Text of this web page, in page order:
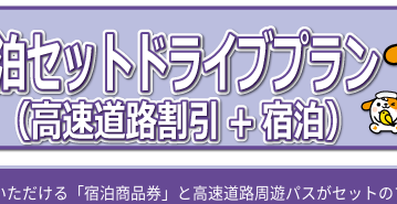
だける「宿泊商品券」と高速道路周遊パスがセット